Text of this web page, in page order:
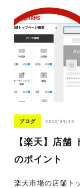
ブログ 2025/04/14
【楽天】店舗
のポイント
楽天市場の店舗ト